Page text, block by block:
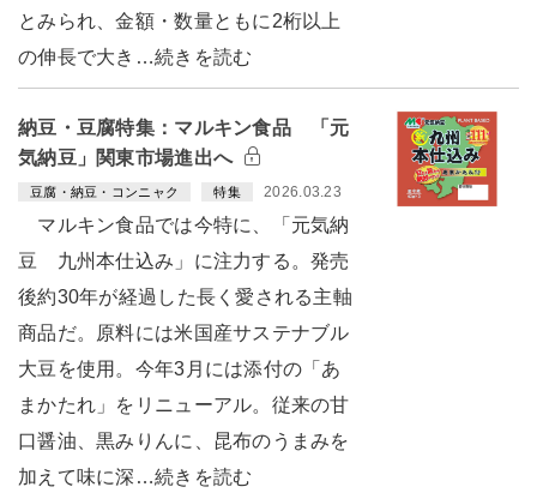
とみられ、金額・数量ともに2桁以上
の伸長で大き…続きを読む
納豆・豆腐特集：マルキン食品 「元
気納豆」関東市場進出へ
豆腐・納豆・コンニャク 特集 2026.03.23
マルキン食品では今特に、「元気納
豆 九州本仕込み」に注力する。発売
後約30年が経過した長く愛される主軸
商品だ。原料には米国産サステナブル
大豆を使用。今年3月には添付の「あ
まかたれ」をリニューアル。従来の甘
口醤油、黒みりんに、昆布のうまみを
加えて味に深…続きを読む